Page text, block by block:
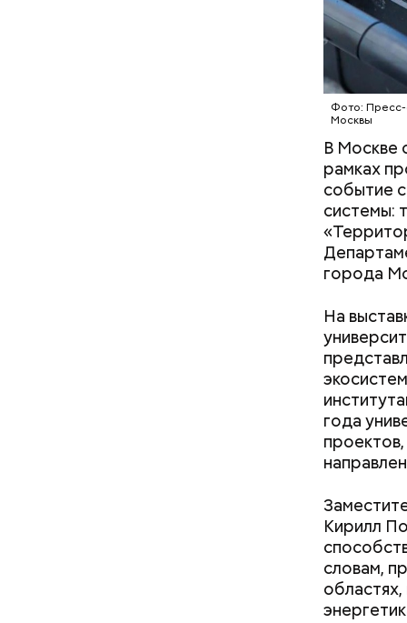
Фото: Пресс-
Москвы
В Москве
рамках
событие
системы:
города
На
года
Кирилл
словам,
Как
—
образом,
делам по
Фото:
жилища
№ 9, что в
братья